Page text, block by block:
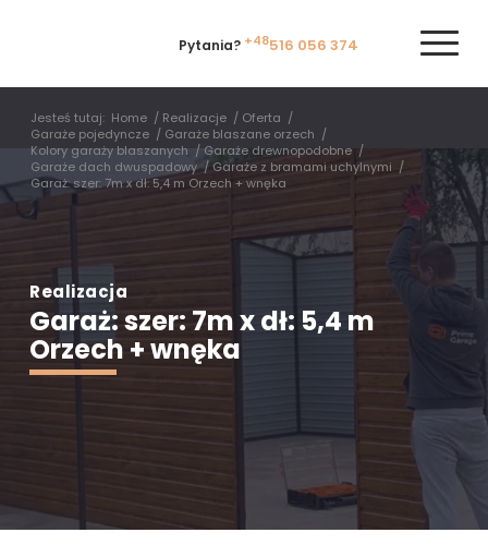
Pytania? +48516 056 374
Jesteś tutaj: Home / Realizacje / Oferta /
Garaże pojedyncze / Garaże blaszane orzech /
Kolory garaży blaszanych /Garaże drewnopodobne /
Garaże dach dwuspadowy / Garaże z bramami uchylnymi /
Garaż: szer: 7m x dł: 5,4 m Orzech + wnęka
Realizacja
Garaż: szer: 7m x dł: 5,4 m
Orzech + wnęka